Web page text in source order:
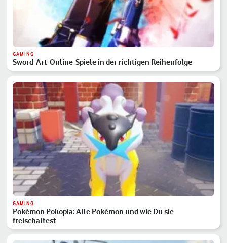
GAMING
Sword-Art-Online-Spiele in der richtigen Reihenfolge
GAMING
Pokémon Pokopia: Alle Pokémon und wie Du sie
freischaltest